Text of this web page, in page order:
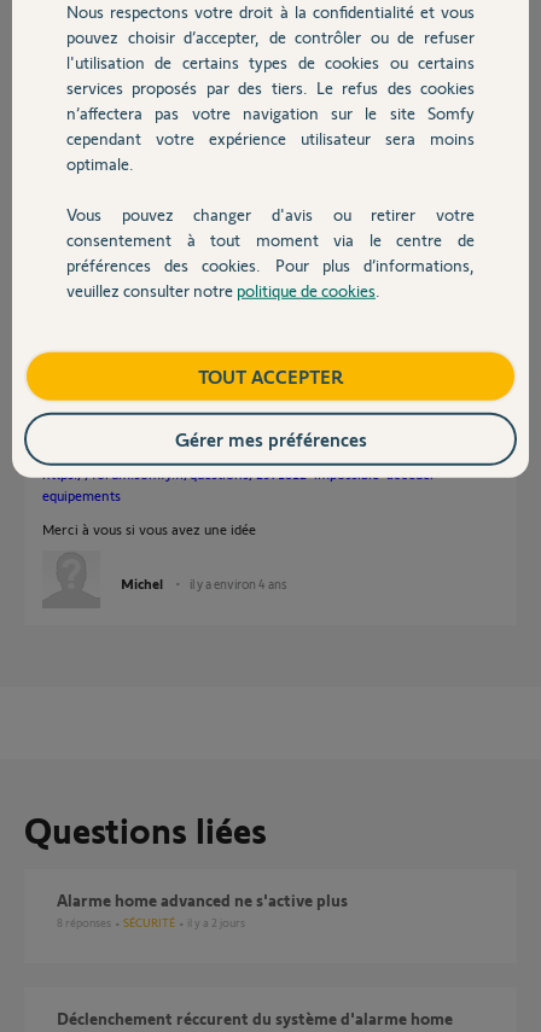
Chauffage
Autres produits
Devis avec un pro
Contact
Si besoin le no du link est BU01110156F9.
Merci,
Nadia
il y a plus de 4 ans
Participer au fil de discussion
Réponses
avez-vous résolu votre problème, car je me trouve exactement dans la
même situation, un LINK qui fonctionnait correctement depuis 2 ans,
malgré une première installation laborieuse... c'est tombé en marche...
Là je dois changer mon WiFI, impossible !
Voir mon message avec images :
https://forum.somfy.fr/questions/2971812-impossible-acceder-
equipements
Merci à vous si vous avez une idée
Michel il y a environ 4 ans
Questions liées
Alarme home advanced ne s'active plus
8 réponses SÉCURITÉ il y a 2 jours
Déclenchement réccurent du système d'alarme home
Nous respectons votre droit à la confidentialité et vous
pouvez choisir d’accepter, de contrôler ou de refuser
l'utilisation de certains types de cookies ou certains
services proposés par des tiers. Le refus des cookies
n’affectera pas votre navigation sur le site Somfy
cependant votre expérience utilisateur sera moins
optimale.
Vous pouvez changer d'avis ou retirer votre
consentement à tout moment via le centre de
préférences des cookies. Pour plus d’informations,
veuillez consulter notre politique de cookies
TOUT ACCEPTER
Gérer mes préférences